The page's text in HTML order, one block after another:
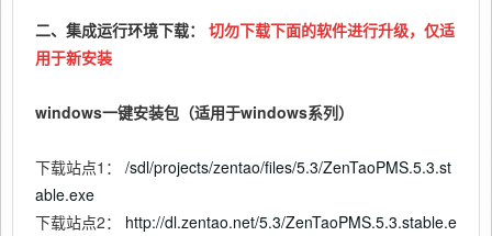
二、集成运行环境下载： 切勿下载下面的软件进行升级，仅适
用于新安装
windows一键安装包（适用于windows系列）
下载站点1： /sdl/projects/zentao/files/5.3/ZenTaoPMS.5.3.st
able.exe
下载站点2： http://dl.zentao.net/5.3/ZenTaoPMS.5.3.stable.e